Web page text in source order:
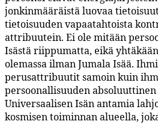
jonkinmääräistä luovaa
tietoisuuden vapaatahtoista
attribuutein. Ei ole mitään
Isästä riippumatta, eikä
olemassa ilman Jumala Isää.
perusattribuutit samoin kuin
persoonallisuuden
Universaalisen Isän antamia
kosmisen toiminnan alueella,